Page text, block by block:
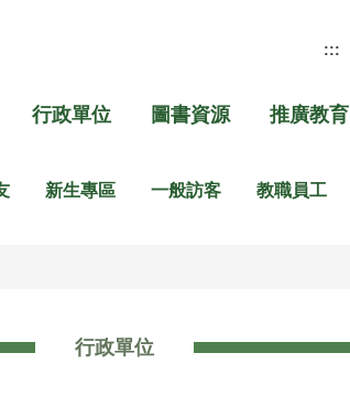
行政單位 圖書資源 推廣教育
:::
新生專區 一般訪客 教職員工
行政單位